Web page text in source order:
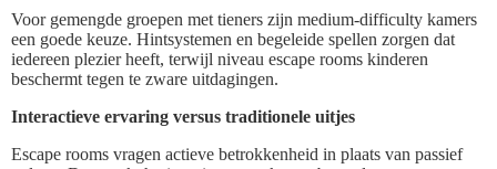
Voor gemengde groepen met tieners zijn medium-difficulty kamers
een goede keuze. Hintsystemen en begeleide spellen zorgen dat
iedereen plezier heeft, terwijl niveau escape rooms kinderen
beschermt tegen te zware uitdagingen.
Interactieve ervaring versus traditionele uitjes
Escape rooms vragen actieve betrokkenheid in plaats van passief